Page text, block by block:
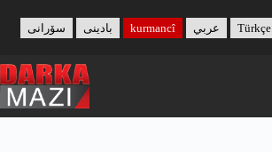
content
بادینی سۆرانی kurmancî عربي Türkçe